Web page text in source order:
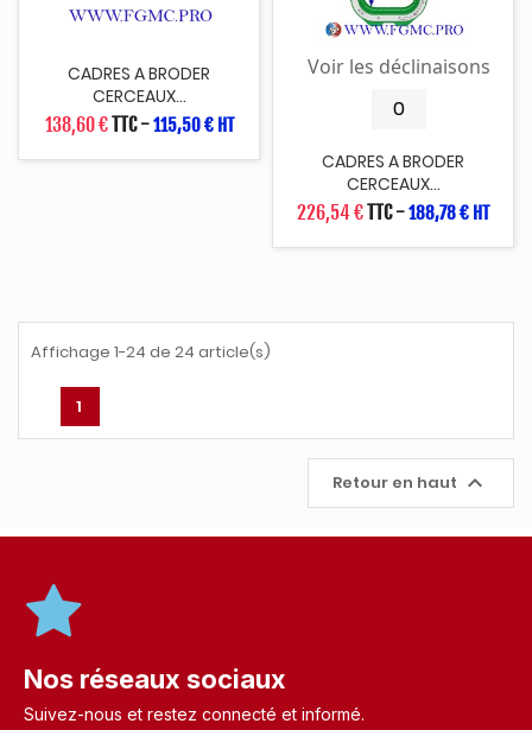
CADRES A BRODER
CERCEAUX...
138,60 €TTC-115,50 € HT
Voir les déclinaisons
CADRES A BRODER
CERCEAUX...
226,54 €TTC-188,78 € HT
Affichage 1-24 de 24 article(s)
1
Retour en haut 
Nos réseaux sociaux
Suivez-nous et restez connecté et informé.​